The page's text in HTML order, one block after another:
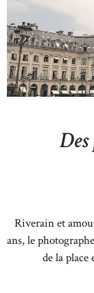
Riverain et
ans, le
de la place